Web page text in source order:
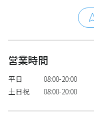
営業時間
平日
08:00-20:00
土日祝
08:00-20:00